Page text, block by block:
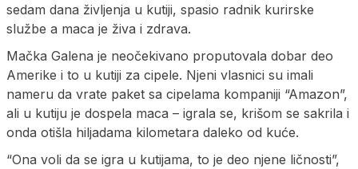
sedam dana življenja u kutiji, spasio radnik kurirske
službe a maca je živa i zdrava.
Mačka Galena je neočekivano proputovala dobar deo
Amerike i to u kutiji za cipele. Njeni vlasnici su imali
nameru da vrate paket sa cipelama kompaniji “Amazon”,
ali u kutiju je dospela maca – igrala se, krišom se sakrila i
onda otišla hiljadama kilometara daleko od kuće.
“Ona voli da se igra u kutijama, to je deo njene ličnosti”,